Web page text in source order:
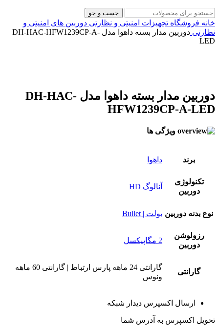
جست و جو
خانه فروشگاه تجهیزات امنیتی و نظارتی دوربین های امنیتی و
نظارتی
دوربین مدار بسته داهوا مدل DH-HAC-HFW1239CP-A-
LED
دوربین مدار بسته داهوا مدل DH-HAC-
HFW1239CP-A-LED
ویژگی ها
برند داهوا
تکنولوژی
دوربین
آنالوگ HD
نوع بدنه دوربین بولت | Bullet
رزولوشن
دوربین
2 مگاپیکسل
گارانتی
گارانتی 24 ماهه پارس ارتباط | گارانتی 60 ماهه
ونوس
ارسال اکسپرس دیدار شبکه
تحویل اکسپرس به آدرس شما